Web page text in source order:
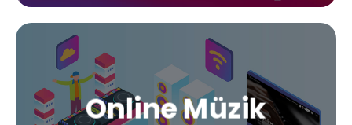
Online Müzik